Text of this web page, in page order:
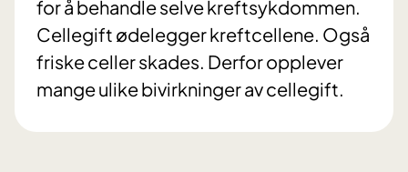
for å behandle selve kreftsykdommen.
Cellegift ødelegger kreftcellene. Også
friske celler skades. Derfor opplever
mange ulike bivirkninger av cellegift.